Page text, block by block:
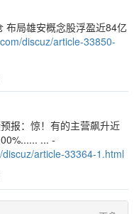
布局雄安概念股浮盈近84亿
discuz/article-33850-
报：惊！有的主营飙升近
... -
article-33364-1.html